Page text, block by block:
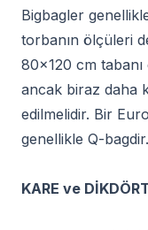
Bigbagler
torbanın ölçüleri
80×120 cm
ancak biraz daha
edilmelidir. Bir
genellikle Q-bagdir.
KARE ve